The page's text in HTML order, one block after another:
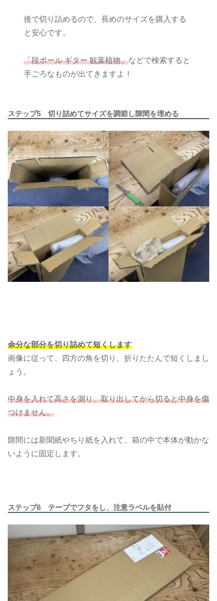
後で切り詰めるので、長めのサイズを購入する
と安心です。
「段ボール ギター 観葉植物」などで検索すると
手ごろなものが出てきますよ！
ステップ5 切り詰めてサイズを調節し隙間を埋める
余分な部分を切り詰めて短くします
画像に従って、四方の角を切り、折りたたんで短くしまし
ょう。
中身を入れて高さを測り、取り出してから切ると中身を傷
つけません。
隙間には新聞紙やちり紙を入れて、箱の中で本体が動かな
いように固定します。
ステップ6 テープでフタをし、注意ラベルを貼付